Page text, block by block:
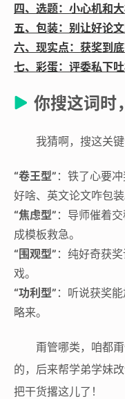
四、选题：小心机和
五、包装：别让好论
六、现实点：获奖到底
七、彩蛋：评委私下
你搜这词时
我猜啊，搜这关
“卷王型” ：铁了心要
好啥、英文论文咋包装
“焦虑型” ：导师催着
成模板救急。
“围观型” ：纯好奇获
戏。
“功利型” ：听说获奖
略来。
甭管哪类，咱都
的，后来帮学弟学妹
把干货撂这儿了！